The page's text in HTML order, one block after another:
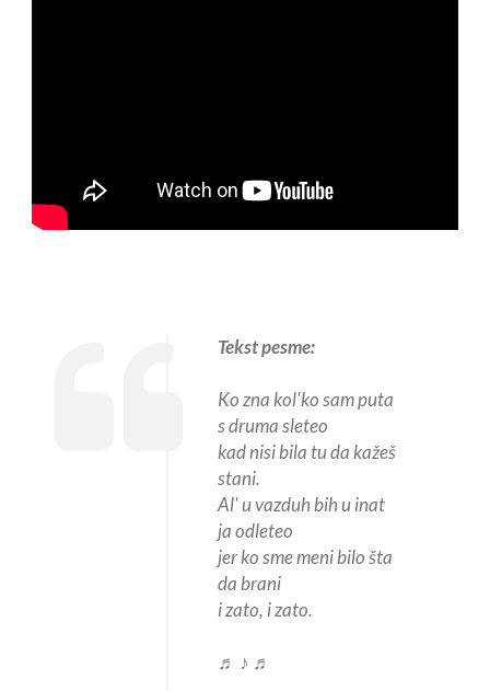
Tekst pesme:
Ko zna kol'ko sam puta
s druma sleteo
kad nisi bila tu da kažeš
stani.
Al' u vazduh bih u inat
ja odleteo
jer ko sme meni bilo šta
da brani
i zato, i zato.
♬ ♪ ♬